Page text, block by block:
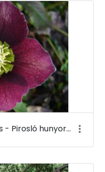
Helleborus purpurascens - Pirosló hunyor - Budai Arborétum